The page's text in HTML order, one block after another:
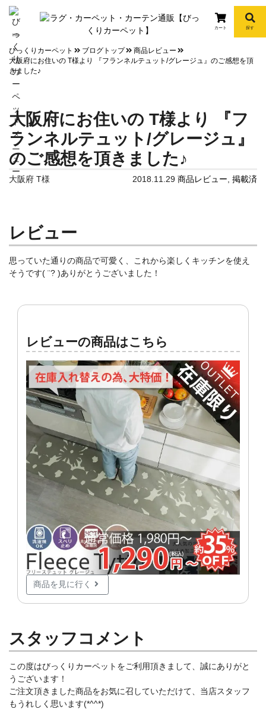
info
カート 探す
びっくりカーペット ブログトップ
商品レビュー
大阪府にお住いの T様より 『フランネルテュット/グレージュ』のご感想を頂
きました♪
大阪府にお住いの T様より 『フ
ランネルテュット/グレージュ』
のご感想を頂きました♪
大阪府 T様 2018.11.29 商品レビュー 掲載済
レビュー
思っていた通りの商品で可愛く、これから楽しくキッチンを使え
そうです( ¨? )ありがとうございました！
レビューの商品はこちら
商品を見に行く
スタッフコメント
この度はびっくりカーペットをご利用頂きまして、誠にありがと
うございます！
ご注文頂きました商品をお気に召していただけて、当店スタッフ
もうれしく思います(*^^*)